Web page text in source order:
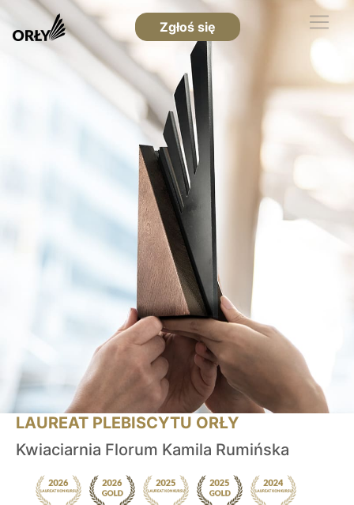
Zgłoś się
LAUREAT PLEBISCYTU ORŁY
Kwiaciarnia Florum Kamila Rumińska